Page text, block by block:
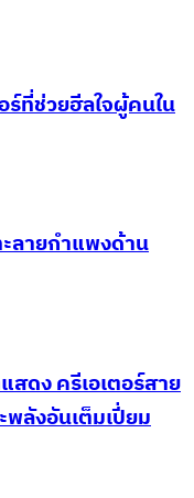
ที่ช่วยฮีลใจผู้คนใน
ลายกำแพงด้าน
ดง ครีเอเตอร์สาย
ลังอันเต็มเปี่ยม